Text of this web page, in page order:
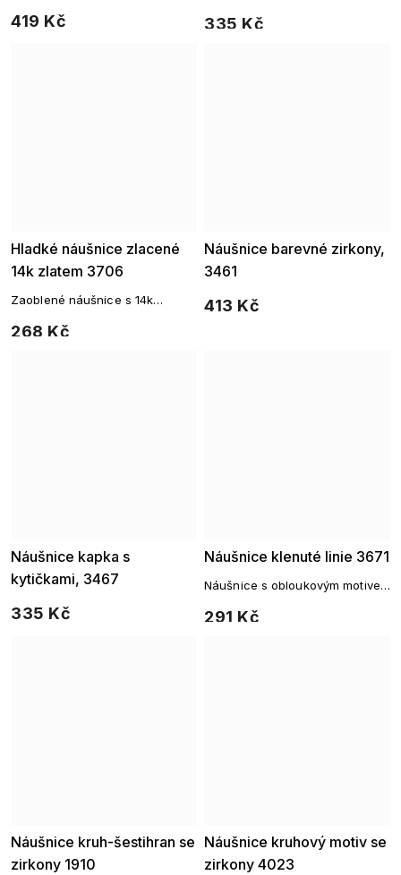
419 Kč 335 Kč
ale výrazný styl.
Hladké náušnice zlacené
14k zlatem 3706
268 Kč
Zaoblené náušnice s 14k
dokonalý lesk
Náušnice barevné zirkony,
3461
413 Kč
Náušnice kapka s
kytičkami, 3467
335 Kč
Náušnice klenuté linie 3671
291 Kč
Náušnice s obloukovým motivem
Náušnice kruh-šestihran se
zirkony 1910
Náušnice kruhový motiv se
zirkony 4023